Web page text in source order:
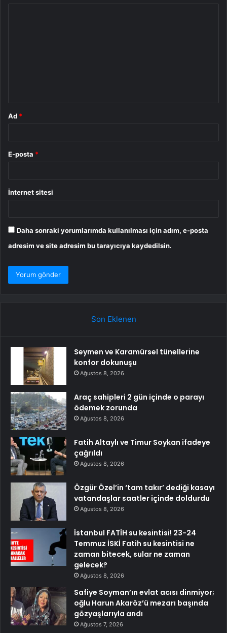
Ad *
E-posta *
İnternet sitesi
Daha sonraki yorumlarımda kullanılması için adım, e-posta
adresim ve site adresim bu tarayıcıya kaydedilsin.
Son Eklenen
Seymen ve Karamürsel tünellerine
konfor dokunuşu
Ağustos 8, 2026
Araç sahipleri 2 gün içinde o parayı
ödemek zorunda
Ağustos 8, 2026
Fatih Altaylı ve Timur Soykan ifadeye
çağrıldı
Ağustos 8, 2026
Özgür Özel’in ‘tam takır’ dediği kasayı
vatandaşlar saatler içinde doldurdu
Ağustos 8, 2026
İstanbul FATİH su kesintisi! 23-24
Temmuz İSKİ Fatih su kesintisi ne
zaman bitecek, sular ne zaman
gelecek?
Ağustos 8, 2026
Safiye Soyman’ın evlat acısı dinmiyor;
oğlu Harun Akaröz’ü mezarı başında
gözyaşlarıyla andı
Ağustos 7, 2026